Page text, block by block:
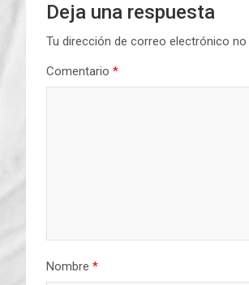
Deja una respuesta
Tu dirección de correo electrónico no
Comentario *
Nombre *